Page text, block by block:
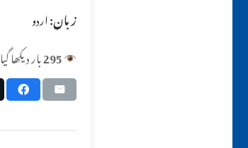
زبان:اردو
295بار دیکھا گیا